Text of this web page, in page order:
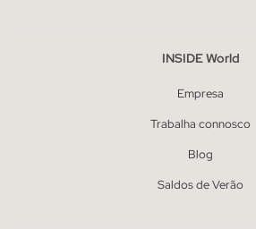
INSIDE World
Empresa
Trabalha connosco
Blog
Saldos de Verão